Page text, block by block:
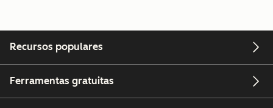
Recursos populares
Ferramentas gratuitas